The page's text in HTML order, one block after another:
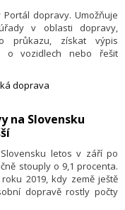
dopravy. Umožňuje
v oblasti dopravy,
průkazu, získat výpis
o vozidlech nebo řešit
dopravních agend
doprava
na Slovensku
letos v září po
stouply o 9,1 procenta.
2019, kdy země ještě
dopravě rostly počty